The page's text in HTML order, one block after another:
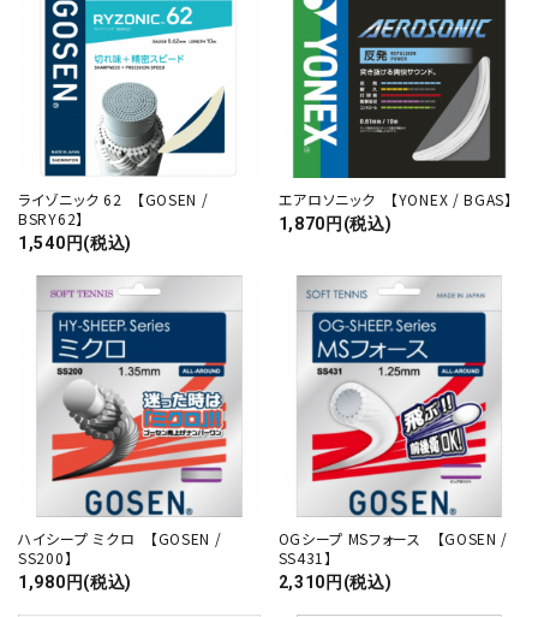
ライゾニック 62 【GOSEN /
BSRY62】
1,540円(税込)
エアロソニック 【YONEX / BGAS】
1,870円(税込)
ハイシープ ミクロ 【GOSEN /
SS200】
1,980円(税込)
OGシープ MSフォース 【GOSEN /
SS431】
2,310円(税込)